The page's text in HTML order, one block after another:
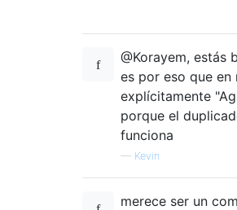
@Korayem, estás
es por eso que en
explícitamente
porque el
funciona
— Kevin
merece ser un